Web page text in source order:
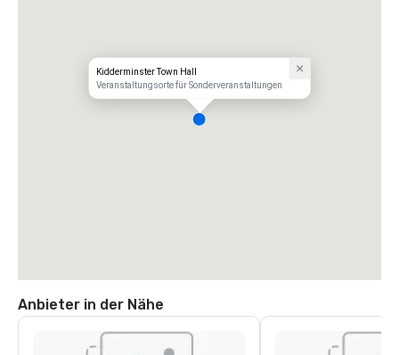
Kidderminster Town Hall
Veranstaltungsorte für Sonderveranstaltungen
Anbieter in der Nähe